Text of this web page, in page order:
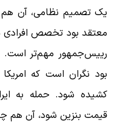
یک تصمیم نظامی، آن هم
معتقد بود تخصص افرادی
رییس‌جمهور مهم‌تر است.
بود نگران است که
کشیده شود. حمله به
قیمت بنزین شود، آن هم